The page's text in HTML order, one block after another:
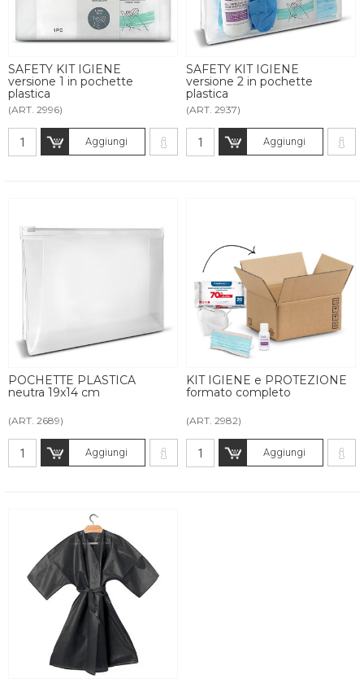
SAFETY KIT IGIENE
versione 1 in pochette
plastica
(ART. 2996)
Aggiungi
SAFETY KIT IGIENE
versione 2 in pochette
plastica
(ART. 2937)
Aggiungi
POCHETTE PLASTICA
neutra 19x14 cm
(ART. 2689)
Aggiungi
KIT IGIENE e PROTEZIONE
formato completo
(ART. 2982)
Aggiungi